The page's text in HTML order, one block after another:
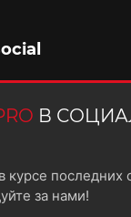
В
курсе последних
за нами!